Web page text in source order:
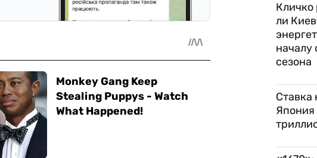
Кличко
ли
началу
сезона
Ставка
Япония